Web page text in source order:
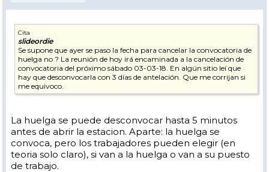
Cita
slideordie
Se supone que ayer se paso la fecha para cancelar la convocatoria de
huelga no ? La reunión de hoy irá encaminada a la cancelación de
convocatoria del próximo sábado 03-03-18. En algún sitio leí que
hay que desconvocarla con 3 días de antelación. Que me corrijan si
me equivoco.
La huelga se puede desconvocar hasta 5 minutos
antes de abrir la estacion. Aparte: la huelga se
convoca, pero los trabajadores pueden elegir (en
teoria solo claro), si van a la huelga o van a su puesto
de trabajo.